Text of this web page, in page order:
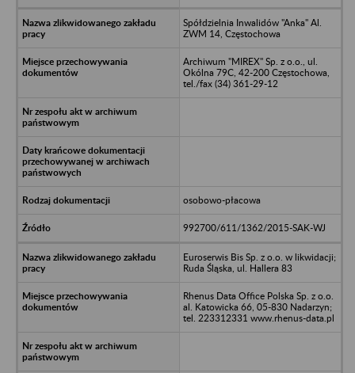
Spółdzielnia Inwalidów "Anka" Al.
ZWM 14, Częstochowa
Archiwum "MIREX" Sp. z o.o., ul.
Okólna 79C, 42-200 Częstochowa,
tel./fax (34) 361-29-12
osobowo-płacowa
992700/611/1362/2015-SAK-WJ
Euroserwis Bis Sp. z o.o. w likwidacji;
Ruda Śląska, ul. Hallera 83
Rhenus Data Office Polska Sp. z o.o.
al. Katowicka 66, 05-830 Nadarzyn;
tel. 223312331 www.rhenus-data.pl